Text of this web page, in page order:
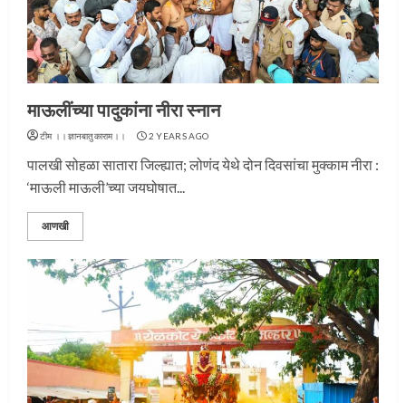
माऊलींच्या पादुकांना नीरा स्नान
टीम ।।ज्ञानबातुकाराम।। 2 YEARS AGO
पालखी सोहळा सातारा जिल्ह्यात; लोणंद येथे दोन दिवसांचा मुक्काम नीरा :
‘माऊली माऊली’च्या जयघोषात...
आणखी